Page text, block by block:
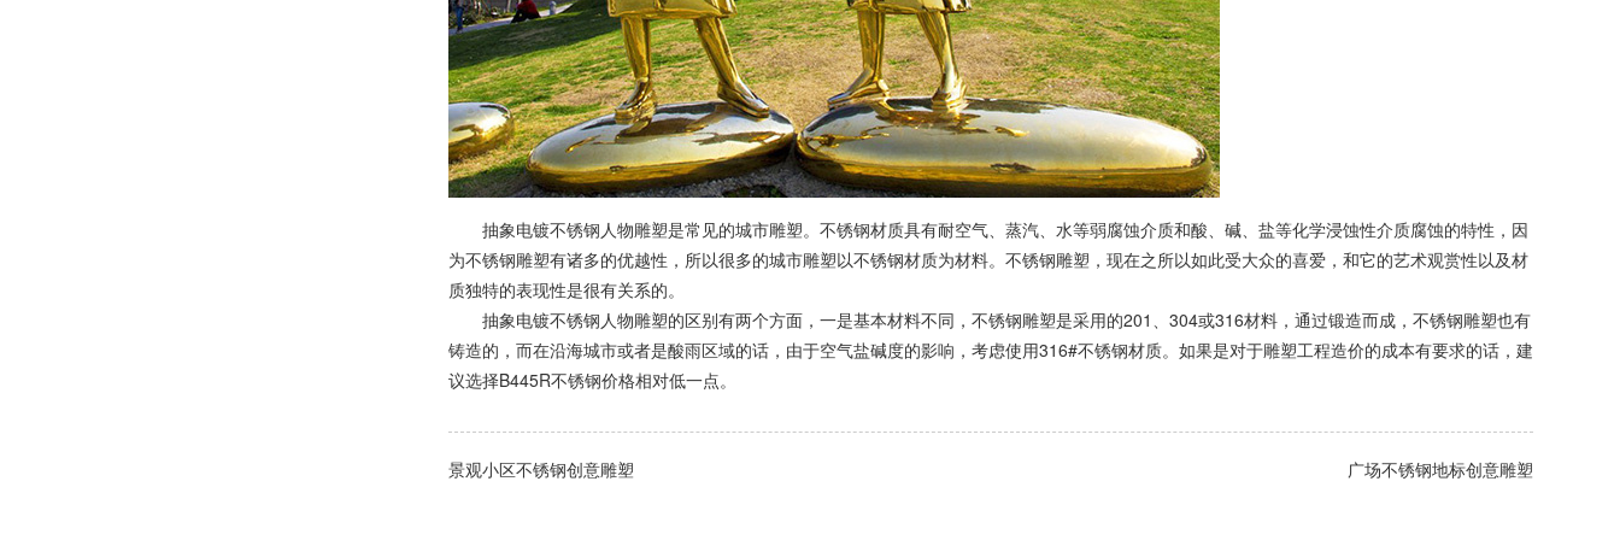
抽象电镀不锈钢人物雕塑是常见的城市雕塑。不锈钢材质具有耐空气、蒸汽、水等弱腐蚀介质和酸、碱、盐等化学浸蚀性介质腐蚀的特性，因
为不锈钢雕塑有诸多的优越性，所以很多的城市雕塑以不锈钢材质为材料。不锈钢雕塑，现在之所以如此受大众的喜爱，和它的艺术观赏性以及材
质独特的表现性是很有关系的。
抽象电镀不锈钢人物雕塑的区别有两个方面，一是基本材料不同，不锈钢雕塑是采用的201、304或316材料，通过锻造而成，不锈钢雕塑也有
铸造的，而在沿海城市或者是酸雨区域的话，由于空气盐碱度的影响，考虑使用316#不锈钢材质。如果是对于雕塑工程造价的成本有要求的话，建
议选择B445R不锈钢价格相对低一点。
景观小区不锈钢创意雕塑 广场不锈钢地标创意雕塑